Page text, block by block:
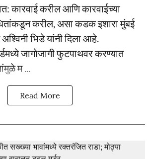
कारवाई करील आणि कारवाईच्या
करील, असा कडक इशारा मुंबई
भिडे यांनी दिला आहे.
जागोजागी फुटपाथवर करण्यात
म ...
Read More